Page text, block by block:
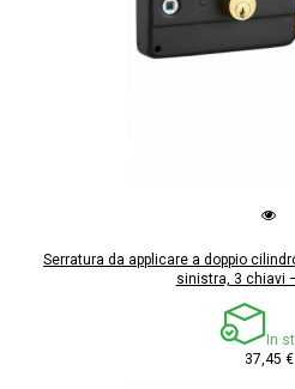
Serratura da applicare a doppio
sinistra, 3 chiavi
In
37,45 €